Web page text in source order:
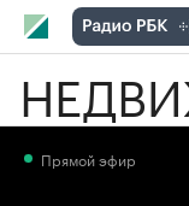
Прямой эфир